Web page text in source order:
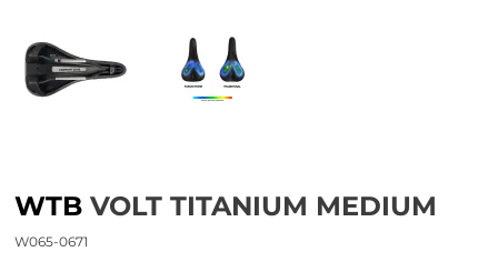
WTB VOLT TITANIUM MEDIUM
W065-0671